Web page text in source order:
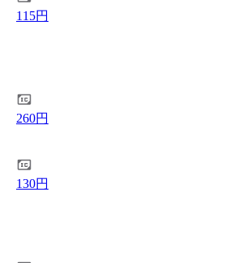
115円
260円
130円